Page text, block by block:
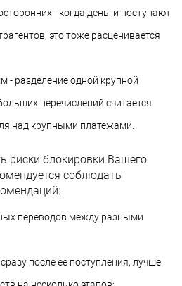
- когда деньги поступают
это тоже расценивается
- разделение одной крупной
перечислений считается
над крупными платежами.
риски блокировки Вашего
соблюдать
переводов между разными
после её поступления, лучше